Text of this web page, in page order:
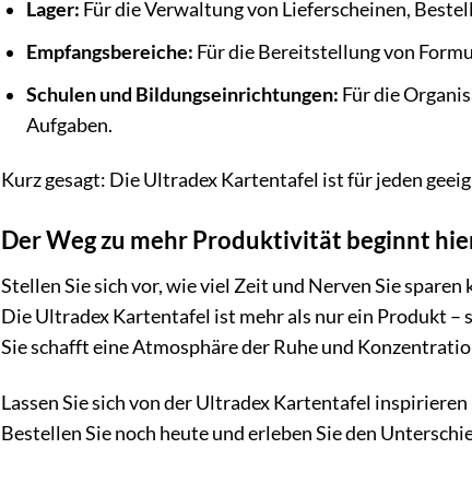
Lager: Für die Verwaltung von Lieferscheinen,
Empfangsbereiche: Für die Bereitstellung von
Schulen und Bildungseinrichtungen: Für die
Aufgaben.
Kurz gesagt: Die Ultradex Kartentafel ist für jeden
Der Weg zu mehr Produktivität beginnt
Stellen Sie sich vor, wie viel Zeit und Nerven Sie
Die Ultradex Kartentafel ist mehr als nur ein Produkt
Sie schafft eine Atmosphäre der Ruhe und
Lassen Sie sich von der Ultradex Kartentafel
Bestellen Sie noch heute und erleben Sie den